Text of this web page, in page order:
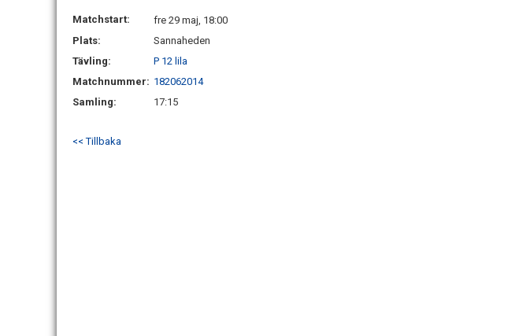
Matchstart:
fre 29 maj, 18:00
Plats:
Sannaheden
Tävling:
P 12 lila
Matchnummer: 182062014
Samling:
17:15
<< Tillbaka